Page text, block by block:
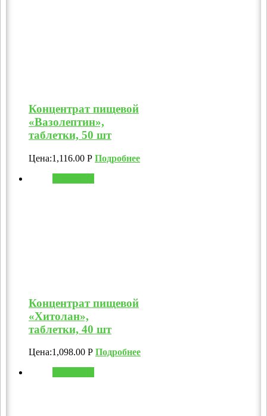
Концентрат пищевой
«Вазолептин»,
таблетки, 50 шт
Цена:1,116.00 Р Подробнее
Концентрат пищевой
«Хитолан»,
таблетки, 40 шт
Цена:1,098.00 Р Подробнее